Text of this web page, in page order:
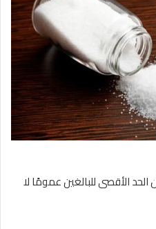
الأقصى للبالغين عمومًا لا